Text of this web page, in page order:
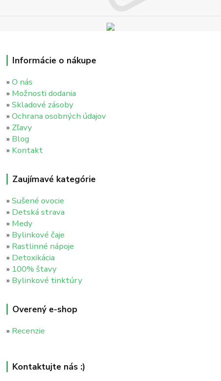
Informácie o nákupe
»O nás
» Možnosti dodania
»Skladové zásoby
»Ochrana osobných údajov
» Zľavy
» Blog
» Kontakt
Zaujímavé kategórie
»Sušené ovocie
» Detská strava
» Medy
» Bylinkové čaje
» Rastlinné nápoje
» Detoxikácia
» 100% štavy
» Bylinkové tinktúry
Overený e-shop
» Recenzie
Kontaktujte nás :)